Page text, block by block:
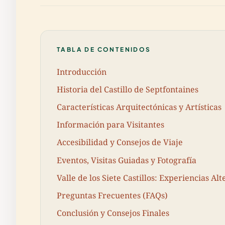
TABLA DE CONTENIDOS
Introducción
Historia del Castillo de Septfontaines
Características Arquitectónicas y Artísticas
Información para Visitantes
Accesibilidad y Consejos de Viaje
Eventos, Visitas Guiadas y Fotografía
Valle de los Siete Castillos: Experiencias
Preguntas Frecuentes (FAQs)
Conclusión y Consejos Finales